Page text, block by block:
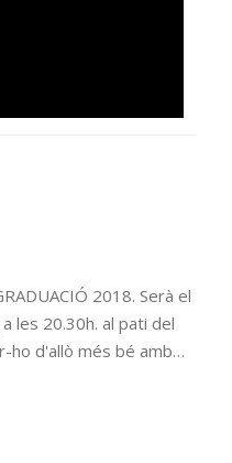
2018. Serà el
les 20.30h. al pati del
ho d'allò més bé amb…